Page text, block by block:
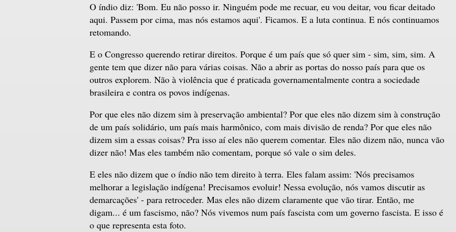
O índio diz: 'Bom. Eu não posso ir. Ninguém pode me recuar, eu vou deitar, vou ficar deitado
aqui. Passem por cima, mas nós estamos aqui'. Ficamos. E a luta continua. E nós continuamos
retomando.
E o Congresso querendo retirar direitos. Porque é um país que só quer sim - sim, sim, sim. A
gente tem que dizer não para várias coisas. Não a abrir as portas do nosso país para que os
outros explorem. Não à violência que é praticada governamentalmente contra a sociedade
brasileira e contra os povos indígenas.
Por que eles não dizem sim à preservação ambiental? Por que eles não dizem sim à construção
de um país solidário, um país mais harmônico, com mais divisão de renda? Por que eles não
dizem sim a essas coisas? Pra isso aí eles não querem comentar. Eles não dizem não, nunca vão
dizer não! Mas eles também não comentam, porque só vale o sim deles.
E eles não dizem que o índio não tem direito à terra. Eles falam assim: 'Nós precisamos
melhorar a legislação indígena! Precisamos evoluir! Nessa evolução, nós vamos discutir as
demarcações' - para retroceder. Mas eles não dizem claramente que vão tirar. Então, me
digam... é um fascismo, não? Nós vivemos num país fascista com um governo fascista. E isso é
o que representa esta foto.